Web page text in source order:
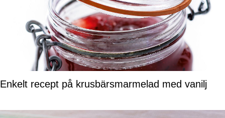
Enkelt recept på krusbärsmarmelad med vanilj